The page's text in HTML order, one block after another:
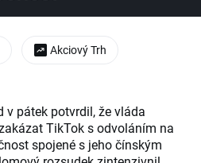
v pátek potvrdil, že vláda
TikTok s odvoláním na
spojené s jeho čínským
Akciový Trh